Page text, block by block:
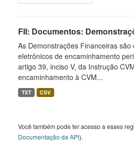
FII: Documentos:
As Demonstrações Financeiras são
eletrônicos de encaminhamento
artigo 39, inciso V, da Instrução
encaminhamento à CVM...
TXT CSV
Você também pode ter acesso a esses
Documentação da API).